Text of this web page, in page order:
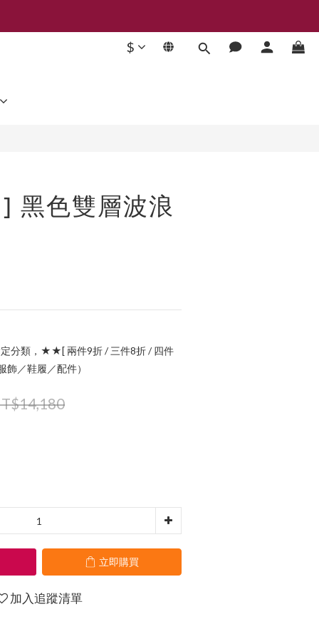
$
黑色雙層波浪
分類，★★[ 兩件9折 / 三件8折 / 四件
飾／鞋履／配件）
立即購買
加入追蹤清單
立即購買